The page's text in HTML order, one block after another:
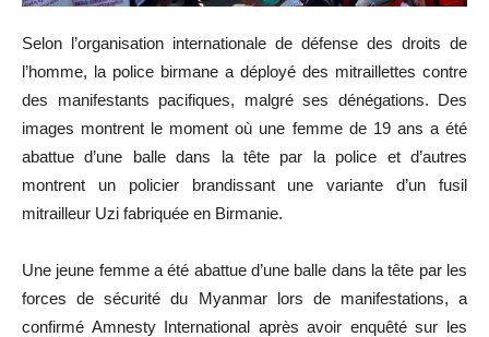
Selon l’organisation internationale de défense des droits de
l’homme, la police birmane a déployé des mitraillettes contre
des manifestants pacifiques, malgré ses dénégations. Des
images montrent le moment où une femme de 19 ans a été
abattue d’une balle dans la tête par la police et d’autres
montrent un policier brandissant une variante d’un fusil
mitrailleur Uzi fabriquée en Birmanie.
Une jeune femme a été abattue d’une balle dans la tête par les
forces de sécurité du Myanmar lors de manifestations, a
confirmé Amnesty International après avoir enquêté sur les